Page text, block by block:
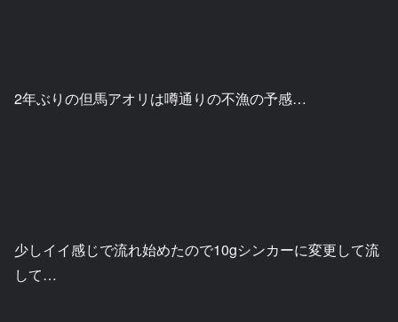
2年ぶりの但馬アオリは噂通りの不漁の予感…
少しイイ感じで流れ始めたので10gシンカーに変更して流
して…